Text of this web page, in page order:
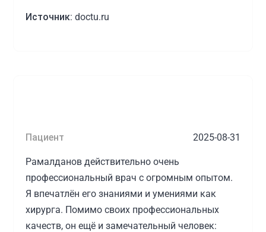
Источник: doctu.ru
Пациент 2025-08-31
Рамалданов действительно очень
профессиональный врач с огромным опытом.
Я впечатлён его знаниями и умениями как
хирурга. Помимо своих профессиональных
качеств, он ещё и замечательный человек: